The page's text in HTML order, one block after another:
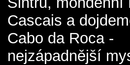
Cascais a
Cabo da Roca -
nejzápadnější